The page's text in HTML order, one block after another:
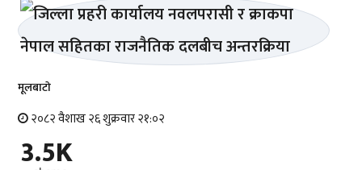
मूलबाटाे
२०८२ वैशाख २६ शुक्रवार २१:०२
3.5K